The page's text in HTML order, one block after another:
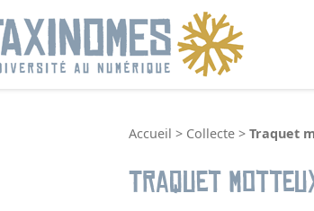
Accueil > Collecte > Traquet
Traquet